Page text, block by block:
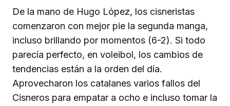
De la mano de Hugo López, los cisneristas
comenzaron con mejor pie la segunda manga,
incluso brillando por momentos (6-2). Si todo
parecía perfecto, en voleibol, los cambios de
tendencias están a la orden del día.
Aprovecharon los catalanes varios fallos del
Cisneros para empatar a ocho e incluso tomar la